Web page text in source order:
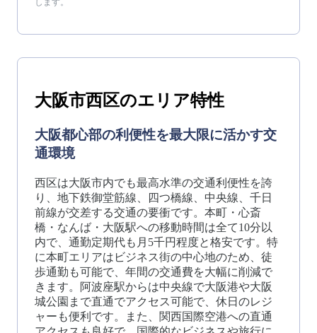
します。
大阪市西区のエリア特性
大阪都心部の利便性を最大限に活かす交
通環境
西区は大阪市内でも最高水準の交通利便性を誇
り、地下鉄御堂筋線、四つ橋線、中央線、千日
前線が交差する交通の要衝です。本町・心斎
橋・なんば・大阪駅への移動時間は全て10分以
内で、通勤定期代も月5千円程度と格安です。特
に本町エリアはビジネス街の中心地のため、徒
歩通勤も可能で、年間の交通費を大幅に削減で
きます。阿波座駅からは中央線で大阪港や大阪
城公園まで直通でアクセス可能で、休日のレジ
ャーも便利です。また、関西国際空港への直通